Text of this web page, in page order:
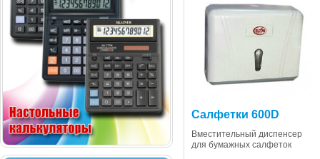
Салфетки 600D
Вместительный диспенсер
для бумажных салфеток